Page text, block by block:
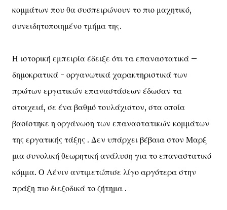
κομμάτων που θα συσπειρώνουν το πιο μαχητικό,
συνειδητοποιημένο τμήμα της.
Η ιστορική εμπειρία έδειξε ότι τα επαναστατικά –
δημοκρατικά - οργανωτικά χαρακτηριστικά των
πρώτων εργατικών επαναστάσεων έδωσαν τα
στοιχειά, σε ένα βαθμό τουλάχιστον, στα οποία
βασίστηκε η οργάνωση των επαναστατικών κομμάτων
της εργατικής τάξης . Δεν υπάρχει βέβαια στον Μαρξ
μια συνολική θεωρητική ανάλυση για το επαναστατικό
κόμμα. Ο Λένιν αντιμετώπισε λίγο αργότερα στην
πράξη πιο διεξοδικά το ζήτημα .